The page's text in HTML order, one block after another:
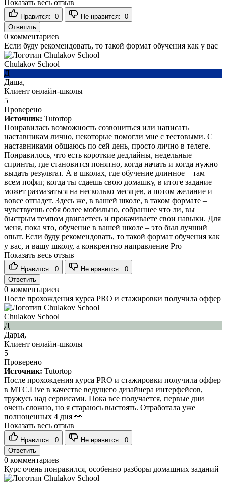
Показать весь отзыв
Нравится: 0 Не нравится: 0
Ответить
0 комментариев
Если буду рекомендовать, то такой формат обучения как у вас
Chulakov School
Д
Даша,
Клиент онлайн-школы
5
Проверено
Источник: Tutortop
Понравилась возможность созвониться или написать
наставникам лично, некоторые помогли мне с тестовыми. С
наставниками общаюсь по сей день, просто лично в телеге.
Понравилось, что есть короткие дедлайны, недельные
спринты, где становится понятно, когда начать и когда нужно
выдать результат. А в школах, где обучение длинное – там
всем пофиг, когда ты сдаешь свою домашку, в итоге задание
может размазаться на несколько месяцев, а потом желание и
вовсе отпадет. Здесь же, в вашей школе, в таком формате –
чувствуешь себя более мобильно, собраннее что ли, вы
быстрым темпом двигаетесь и прокачиваете свои навыки. Для
меня, пока что, обучение в вашей школе – это был лучший
опыт. Если буду рекомендовать, то такой формат обучения как
у вас, и вашу школу, а конкрентно направление Pro+
Показать весь отзыв
Нравится: 0 Не нравится: 0
Ответить
0 комментариев
После прохождения курса PRO и стажировки получила оффер
Chulakov School
Д
Дарья,
Клиент онлайн-школы
5
Проверено
Источник: Tutortop
После прохождения курса PRO и стажировки получила оффер
в МТС.Live в качестве ведущего дизайнера интерфейсов,
тружусь над сервисами. Пока все получается, первые дни
очень сложно, но я стараюсь выстоять. Отработала уже
полноценных 4 дня 👀
Показать весь отзыв
Нравится: 0 Не нравится: 0
Ответить
0 комментариев
Курс очень понравился, особенно разборы домашних заданий